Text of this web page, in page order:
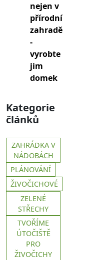
nejen v
přírodní
zahradě
-
vyrobte
jim
domek
Kategorie
článků
ZAHRÁDKA V
NÁDOBÁCH
PLÁNOVÁNÍ
ŽIVOČICHOVÉ
ZELENÉ
STŘECHY
TVOŘÍME
ÚTOČIŠTĚ
PRO
ŽIVOČICHY